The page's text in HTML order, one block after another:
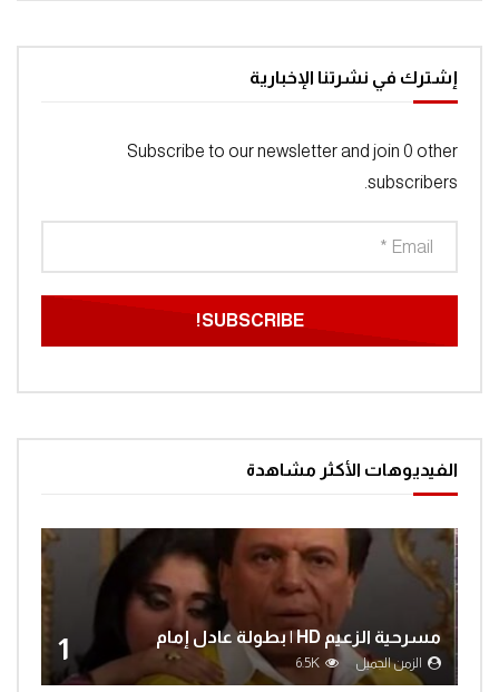
إشترك في نشرتنا الإخبارية
Subscribe to our newsletter and join 0 other
subscribers.
الفيديوهات الأكثر مشاهدة
1 مسرحية الزعيم HD | بطولة عادل إمام
الزمن الجميل 6.5K